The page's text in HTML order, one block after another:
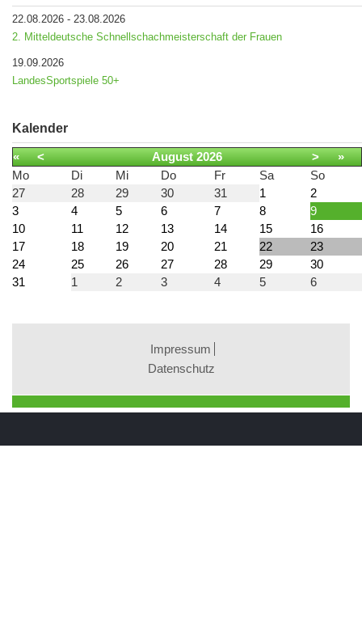
22.08.2026 - 23.08.2026
2. Mitteldeutsche Schnellschachmeisterschaft der Frauen
19.09.2026
LandesSportspiele 50+
Kalender
« < August 2026 >
»
Mo
Di Mi Do Fr Sa
So
27
28 29 30 31 1
2
3
4 5 6 7 8
9
10
11 12 13 14 15
16
17
18 19 20 21 22
23
24
25 26 27 28 29
30
31
1 2 3 4 5 6
Impressum
Datenschutz